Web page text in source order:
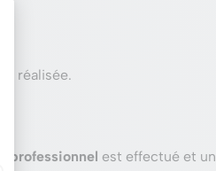
réalisée.
professionnel est effectué et un